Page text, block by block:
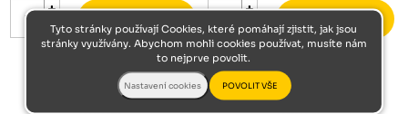
Tyto stránky používají Cookies, které pomáhají zjistit, jak jsou
stránky využívány. Abychom mohli cookies používat, musíte nám
to nejprve povolit.